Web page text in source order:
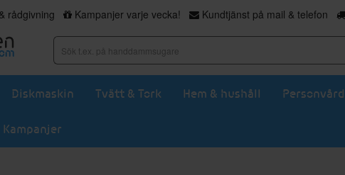
rådgivning Kampanjer varje vecka! Kundtjänst på mail & telefon
Diskmaskin Tvätt & Tork Hem & hushåll Personvård
Kampanjer